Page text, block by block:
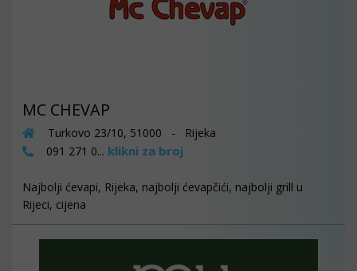
MC CHEVAP
Turkovo 23/10, 51000 - Rijeka
091 271 0... klikni za broj
Najbolji ćevapi, Rijeka, najbolji ćevapčići, najbolji grill u
Rijeci, cijena